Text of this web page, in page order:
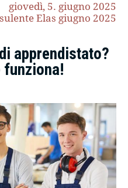
giovedì, 5. giugno 2025
Elas giugno 2025
apprendistato?
funziona!